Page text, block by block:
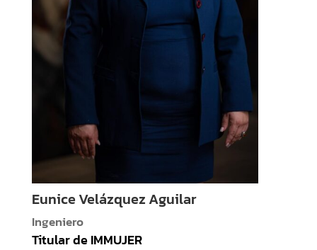
Eunice Velázquez Aguilar
Ingeniero
Titular de IMMUJER